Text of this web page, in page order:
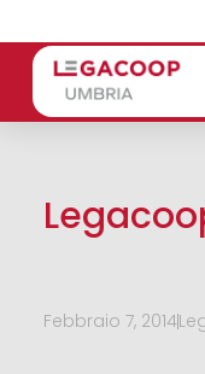
Febbraio 7, 2014